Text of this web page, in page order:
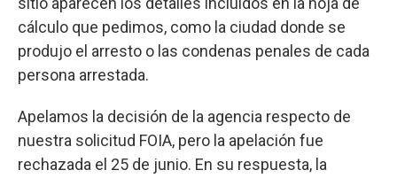
cálculo que pedimos, como la ciudad donde se
produjo el arresto o las condenas penales de cada
persona arrestada.
Apelamos la decisión de la agencia respecto de
nuestra solicitud FOIA, pero la apelación fue
rechazada el 25 de junio. En su respuesta, la